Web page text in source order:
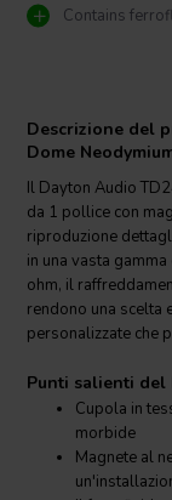
Contains
Descrizione del
Dome
Il Dayton Audio
da 1 pollice con
riproduzione
in una vasta
ohm, il
rendono una scelta
personalizzate che
Punti salienti del
Cupola in
morbide
Magnete al